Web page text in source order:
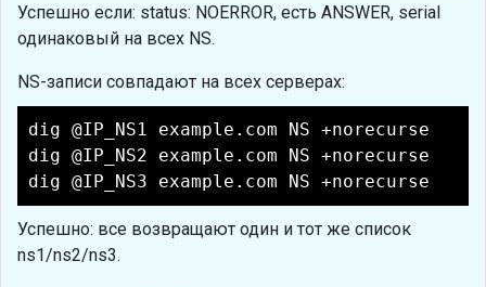
Успешно если: status: NOERROR, есть ANSWER, serial
одинаковый на всех NS.
NS-записи совпадают на всех серверах:
dig @IP_NS1 example.com NS +norecurse
dig @IP_NS2 example.com NS +norecurse
dig @IP_NS3 example.com NS +norecurse
Успешно: все возвращают один и тот же список
ns1/ns2/ns3.